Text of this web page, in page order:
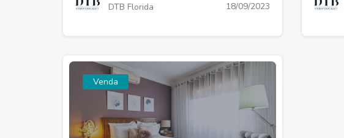
DTB Florida 18/09/2023
Venda